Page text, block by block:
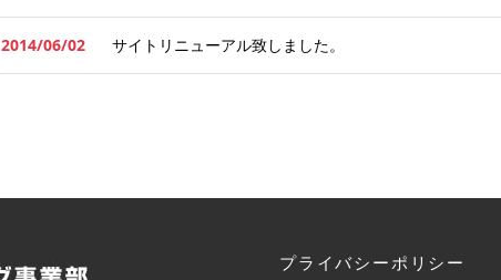
2014/06/02 サイトリニューアル致しました。
プライバシーポリシー